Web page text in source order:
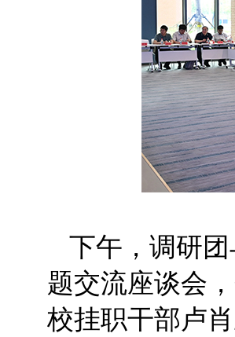
下午，调研
题交流座谈会
校挂职干部卢